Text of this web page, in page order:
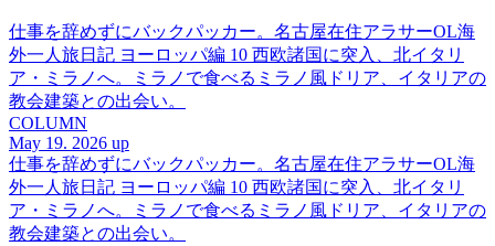
仕事を辞めずにバックパッカー。名古屋在住アラサーOL海
外一人旅日記 ヨーロッパ編 10 西欧諸国に突入、北イタリ
ア・ミラノへ。ミラノで食べるミラノ風ドリア、イタリアの
教会建築との出会い。
COLUMN
May 19. 2026 up
仕事を辞めずにバックパッカー。名古屋在住アラサーOL海
外一人旅日記 ヨーロッパ編 10 西欧諸国に突入、北イタリ
ア・ミラノへ。ミラノで食べるミラノ風ドリア、イタリアの
教会建築との出会い。